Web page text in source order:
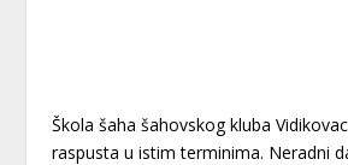
Škola šaha šahovskog kluba
raspusta u istim terminima. Neradni